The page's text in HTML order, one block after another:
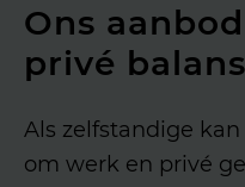
Ons
privé balans
Als zelfstandige
om werk en privé